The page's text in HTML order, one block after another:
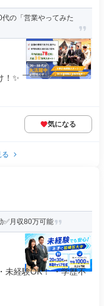
の「営業やってみた
！✨ ￣￣￣￣￣￣￣￣
気になる
る
✅月収80万可能
未経験OK！ ・学歴不